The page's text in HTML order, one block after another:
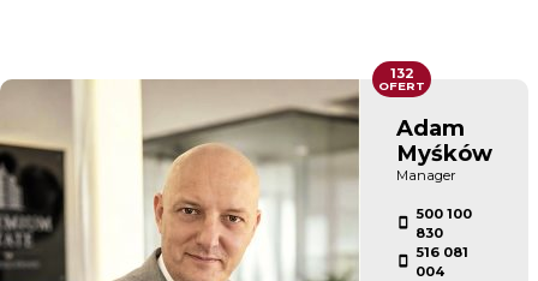
Adam
Myśków
Manager
500 100
830
516 081
004
132
OFERT